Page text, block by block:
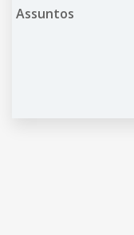
Assuntos